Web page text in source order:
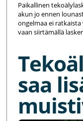
Paikallinen
akun jo ennen
ongelmaa ei
vaan siirtämällä
saa